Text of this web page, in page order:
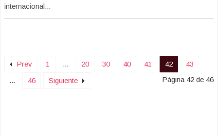
internacional...
Prev 1 ... 20 30 40 41 42
43
...
46 Siguiente Página 42 de 46